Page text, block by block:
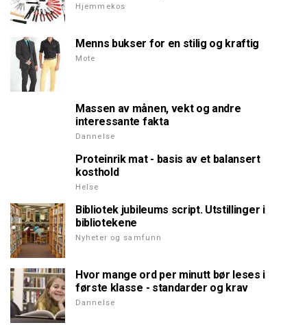
Hjemmekos
Menns bukser for en stilig og kraftig
Mote
Massen av månen, vekt og andre
interessante fakta
Dannelse
Proteinrik mat - basis av et balansert
kosthold
Helse
Bibliotek jubileums script. Utstillinger i
bibliotekene
Nyheter og samfunn
Hvor mange ord per minutt bør leses i
første klasse - standarder og krav
Dannelse